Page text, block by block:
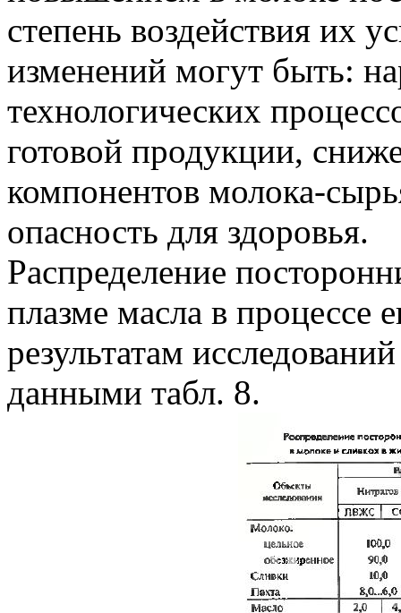
степень воздействия их
изменений могут быть:
технологических
готовой продукции,
компонентов молока-
опасность для здоровья.
Распределение
плазме масла в процессе
результатам
данными табл. 8.